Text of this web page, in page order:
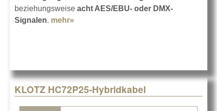
beziehungsweise acht AES/EBU- oder DMX-
Signalen. mehr»
KLOTZ HC72P25-Hybridkabel